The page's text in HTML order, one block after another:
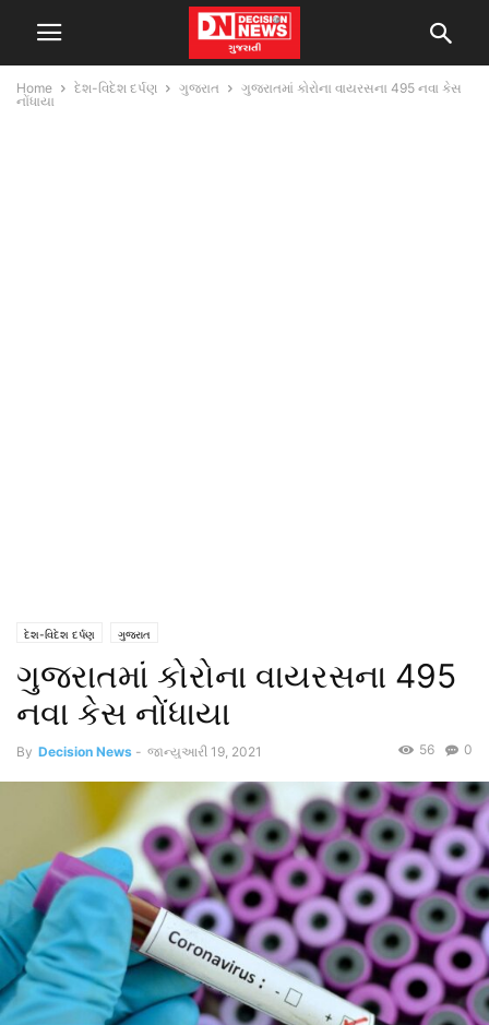
Home દેશ-વિદેશ દર્પણ ગુજરાત
ગુજરાતમાં કોરોના વાયરસના 495 નવા કેસ
નોંધાયા
દેશ-વિદેશ દર્પણ ગુજરાત
ગુજરાતમાં કોરોના વાયરસના 495
નવા કેસ નોંધાયા
By Decision News - જાન્યુઆરી 19, 2021 0
56